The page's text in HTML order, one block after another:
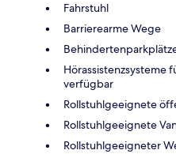
Fahrstuhl
Barrierearme Wege
Hörassistenzsysteme
verfügbar
Rollstuhlgeeignete
Rollstuhlgeeignete
Rollstuhlgeeigneter